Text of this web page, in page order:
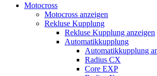
Motocross
Motocross anzeigen
Rekluse Kupplung
Rekluse Kupplung anzeigen
Automatikkupplung
Automatikkupplung
Radius CX
Core EXP